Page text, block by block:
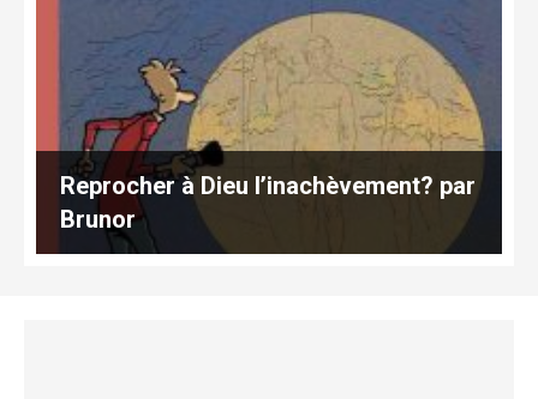
Reprocher à Dieu l’inachèvement? par
Brunor